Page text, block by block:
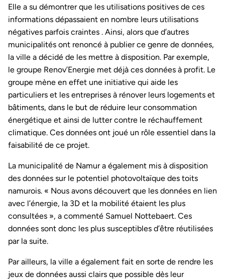
Elle a su démontrer que les utilisations positives de ces
informations dépassaient en nombre leurs utilisations
négatives parfois craintes . Ainsi, alors que d’autres
municipalités ont renoncé à publier ce genre de données,
la ville a décidé de les mettre à disposition. Par exemple,
le groupe Renov’Energie met déjà ces données à profit. Le
groupe mène en effet une initiative qui aide les
particuliers et les entreprises à rénover leurs logements et
bâtiments, dans le but de réduire leur consommation
énergétique et ainsi de lutter contre le réchauffement
climatique. Ces données ont joué un rôle essentiel dans la
faisabilité de ce projet.
La municipalité de Namur a également mis à disposition
des données sur le potentiel photovoltaïque des toits
namurois. « Nous avons découvert que les données en lien
avec l’énergie, la 3D et la mobilité étaient les plus
consultées », a commenté Samuel Nottebaert. Ces
données sont donc les plus susceptibles d’être réutilisées
par la suite.
Par ailleurs, la ville a également fait en sorte de rendre les
jeux de données aussi clairs que possible dès leur